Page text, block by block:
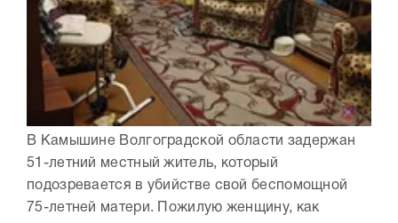
В Камышине Волгоградской области задержан
51-летний местный житель, который
подозревается в убийстве свой беспомощной
75-летней матери. Пожилую женщину, как